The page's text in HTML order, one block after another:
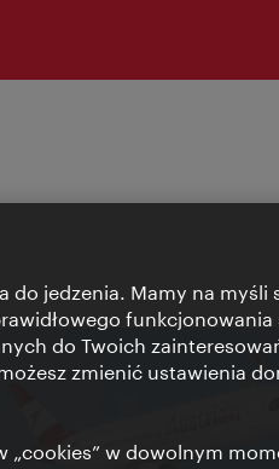
do jedzenia. Mamy na myśli
do Twoich
zmienić ustawienia
„cookies” w dowolnym